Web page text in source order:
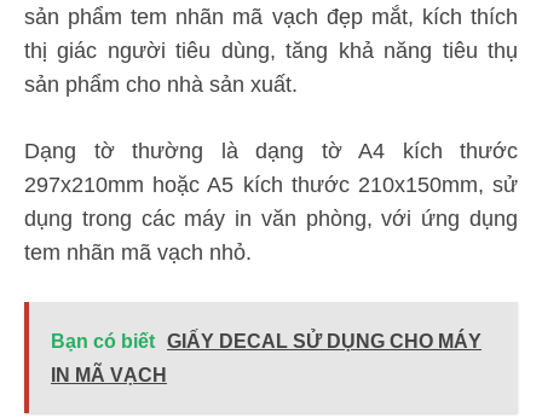
sản phẩm tem nhãn mã vạch đẹp mắt, kích thích
thị giác người tiêu dùng, tăng khả năng tiêu thụ
sản phẩm cho nhà sản xuất.
Dạng tờ thường là dạng tờ A4 kích thước
297x210mm hoặc A5 kích thước 210x150mm, sử
dụng trong các máy in văn phòng, với ứng dụng
tem nhãn mã vạch nhỏ.
Bạn có biết GIẤY DECAL SỬ DỤNG CHO MÁY
IN MÃ VẠCH